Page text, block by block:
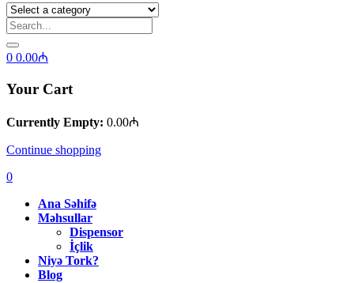
0 0.00₼
Your Cart
Currently Empty: 0.00₼
Continue shopping
0
Ana Səhifə
Məhsullar
Dispensor
İçlik
Niyə Tork?
Blog